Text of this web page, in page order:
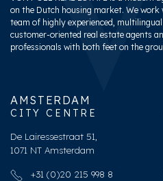
on the Dutch housing market. We work
team of highly experienced, multilingual
customer-oriented real estate agents
professionals with both feet on the
AMSTERDAM
CITY CENTRE
De Lairessestraat 51,
1071 NT Amsterdam
+31 (0)20 215 998 8